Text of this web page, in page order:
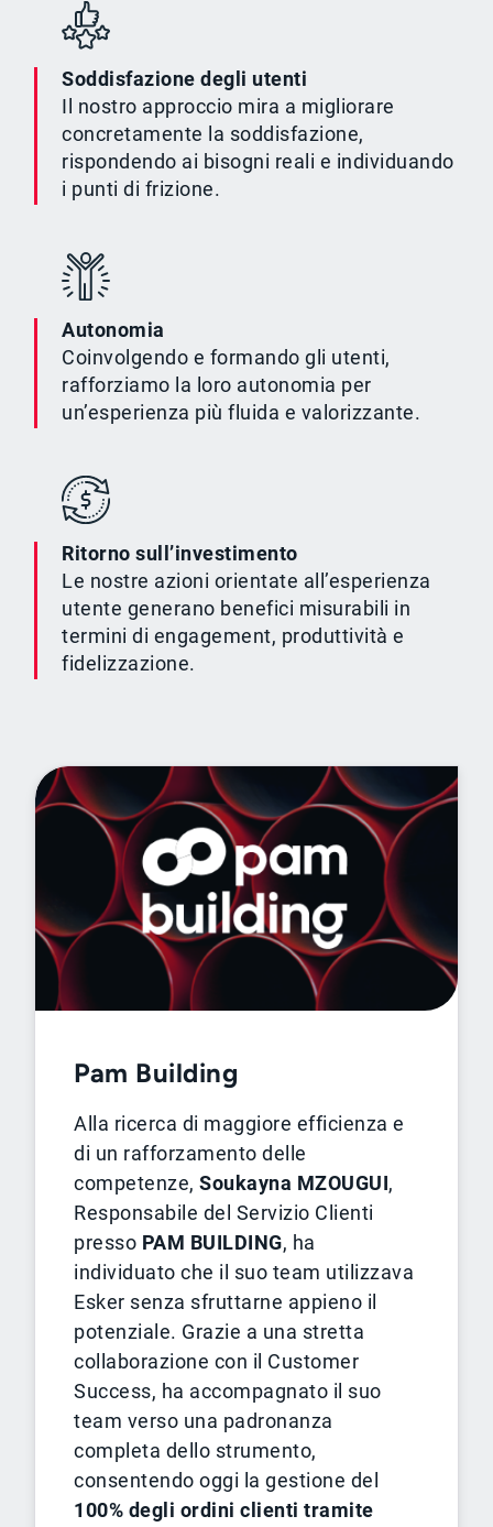
Soddisfazione degli utenti
Il nostro approccio mira a migliorare
concretamente la soddisfazione,
rispondendo ai bisogni reali e individuando
i punti di frizione.
Autonomia
Coinvolgendo e formando gli utenti,
rafforziamo la loro autonomia per
un’esperienza più fluida e valorizzante.
Ritorno sull’investimento
Le nostre azioni orientate all’esperienza
utente generano benefici misurabili in
termini di engagement, produttività e
fidelizzazione.
Pam Building
Alla ricerca di maggiore efficienza e
di un rafforzamento delle
competenze,Soukayna MZOUGUI,
Responsabile del Servizio Clienti
presso PAM BUILDING, ha
individuato che il suo team utilizzava
Esker senza sfruttarne appieno il
potenziale. Grazie a una stretta
collaborazione con il Customer
Success, ha accompagnato il suo
team verso una padronanza
completa dello strumento,
consentendo oggi la gestione del
100% degli ordini clienti tramite